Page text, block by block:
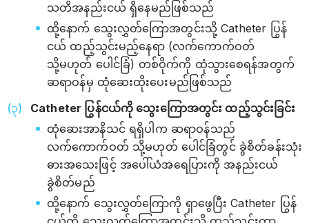
သတိအနည်းငယ် ရှိနေမည်ဖြစ်သည်
ထို့နောက် သွေးလွှတ်ကြောအတွင်းသို့ Catheter ပြွန်
ငယ် ထည့်သွင်းမည့်နေရာ (လက်ကောက်ဝတ်
သို့မဟုတ် ပေါင်ခြံ) တစ်ဝိုက်ကို ထုံသွားစေရန်အတွက်
ဆရာဝန်မှ ထုံဆေးထိုးပေးမည်ဖြစ်သည်
Catheter ပြွန်ငယ်ကို သွေးကြောအတွင်း ထည့်သွင်းခြင်း
ထုံဆေးအာနိသင် ရရှိပါက ဆရာဝန်သည်
လက်ကောက်ဝတ် သို့မဟုတ် ပေါင်ခြံတွင် ခွဲစိတ်ခန်းသုံး
ဓားအသေးဖြင့် အပေါ်ယံအရေပြားကို အနည်းငယ်
ခွဲစိတ်မည်
ထို့နောက် သွေးလွှတ်ကြောကို ရှာဖွေပြီး Catheter ပြွန်